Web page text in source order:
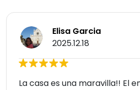
Elisa Garcia
2025.12.18
La casa es una maravilla!! El